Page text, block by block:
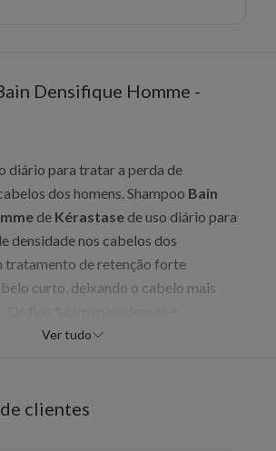
Densifique Homme -
diário para tratar a perda de
dos homens. Shampoo Bain
de Kérastase de uso diário para
densidade nos cabelos dos
tratamento de retenção forte
curto, deixando o cabelo mais
refrescante e textura encorpada dos
Homme
Ver tudo
clientes